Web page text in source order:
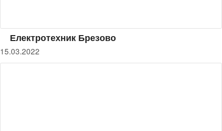
Електротехник Брезово
15.03.2022